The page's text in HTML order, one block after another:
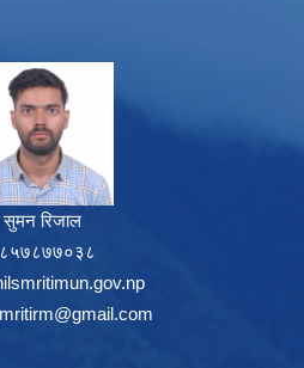
सुमन रिजाल